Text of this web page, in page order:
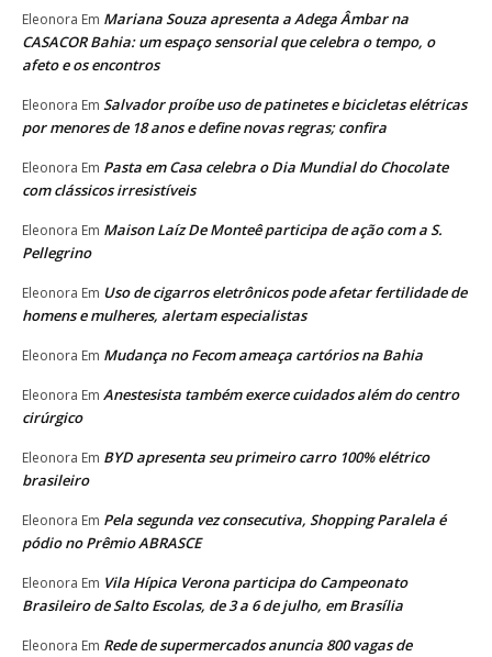
Eleonora Em Mariana Souza apresenta a Adega Âmbar na
CASACOR Bahia: um espaço sensorial que celebra o tempo, o
afeto e os encontros
Eleonora Em Salvador proíbe uso de patinetes e bicicletas elétricas
por menores de 18 anos e define novas regras; confira
Eleonora Em Pasta em Casa celebra o Dia Mundial do Chocolate
com clássicos irresistíveis
Eleonora Em Maison Laíz De Monteê participa de ação com a S.
Pellegrino
Eleonora Em Uso de cigarros eletrônicos pode afetar fertilidade de
homens e mulheres, alertam especialistas
Eleonora Em Mudança no Fecom ameaça cartórios na Bahia
Eleonora Em Anestesista também exerce cuidados além do centro
cirúrgico
Eleonora Em BYD apresenta seu primeiro carro 100% elétrico
brasileiro
Eleonora Em Pela segunda vez consecutiva, Shopping Paralela é
pódio no Prêmio ABRASCE
Eleonora Em Vila Hípica Verona participa do Campeonato
Brasileiro de Salto Escolas, de 3 a 6 de julho, em Brasília
Eleonora Em Rede de supermercados anuncia 800 vagas de